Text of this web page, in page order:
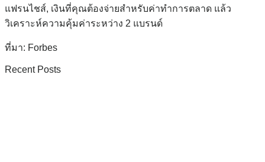
แฟรนไชส์, เงินที่คุณต้องจ่ายสำหรับค่าทำการตลาด แล้ว
วิเคราะห์ความคุ้มค่าระหว่าง 2 แบรนด์
ที่มา: Forbes
Recent Posts